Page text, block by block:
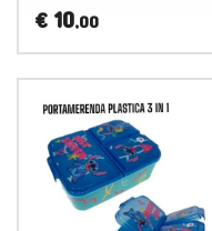
€ 10,00